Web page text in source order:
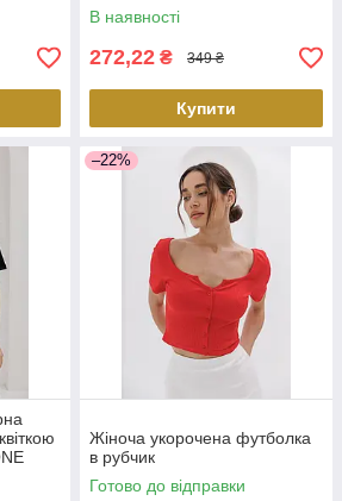
В наявності
272,22 ₴ 349 ₴
Купити
–22%
Жіноча укорочена футболка
в рубчик
Готово до відправки